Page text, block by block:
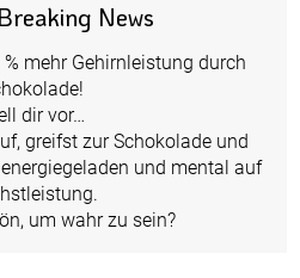
News
mehr Gehirnleistung durch
dir vor…
greifst zur Schokolade und
und mental auf
um wahr zu sein?